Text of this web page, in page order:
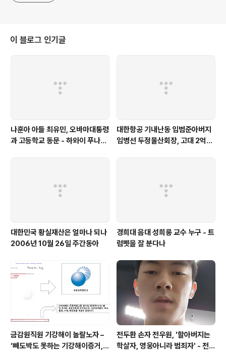
이 블로그 인기글
나훈아 아들 최유민, 오바마대통령
과 고등학교 동문 - 하와이 푸나호
대한항공 기내난동 임범준아버지
임병선 두정물산회장, 고대 2억기
대한민국 황실재산은 얼마나 되나
2006년 10월 26일 주간동아
경희대 음대 성희롱 교수 누구 - 트
럼펫을 잘 분다나
금감원직원 기강해이 놀랄노자 –
‘빼도박도 못하는 기강해이증거,
전두환 손자 전우원, '할아버지는
학살자, 영웅아니라 범죄자' - 전재